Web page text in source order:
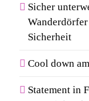
Sicher
Sicherheit
Cool down
Statement in